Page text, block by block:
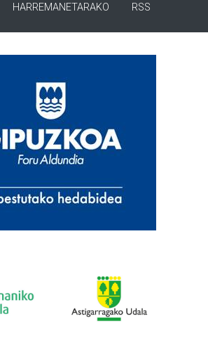
HARREMANETARAKO RSS